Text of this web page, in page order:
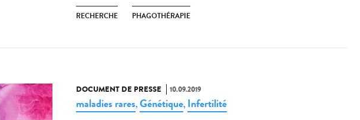
RECHERCHE PHAGOTHÉRAPIE
DOCUMENT DE PRESSE 10.09.2019
maladies rares,Génétique, Infertilité